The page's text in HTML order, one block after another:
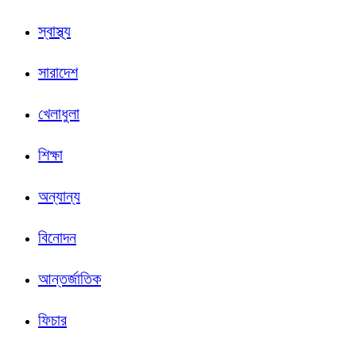
স্বাস্থ্য
সারাদেশ
খেলাধুলা
শিক্ষা
অন্যান্য
বিনোদন
আন্তর্জাতিক
ফিচার